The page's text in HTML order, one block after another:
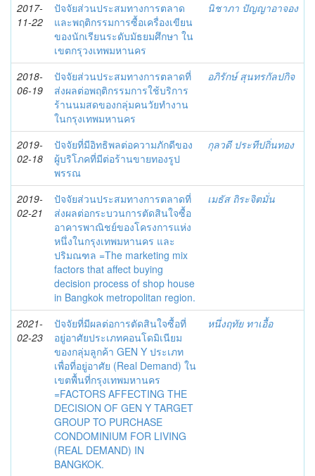
2017-
11-22
ปัจจัยส่วนประสมทางการตลาด
และพฤติกรรมการซื้อเครื่องเขียน
ของนักเรียนระดับมัธยมศึกษา ใน
เขตกรุวงเทพมหานคร
นิชาภา ปัญญาอาจอง
2018-
06-19
ปัจจัยส่วนประสมทางการตลาดที่
ส่งผลต่อพฤติกรรมการใช้บริการ
ร้านนมสดของกลุ่มคนวัยทำงาน
ในกรุงเทพมหานคร
อภิรักษ์ สุนทรกัลปกิจ
2019-
02-18
ปัจจัยที่มีอิทธิพลต่อความภักดีของ
ผู้บริโภคที่มีต่อร้านขายทองรูป
พรรณ
กุลวดี ประทีปถิ่นทอง
2019-
02-21
ปัจจัยส่วนประสมทางการตลาดที่
ส่งผลต่อกระบวนการตัดสินใจซื้อ
อาคารพาณิชย์ของโครงการแห่ง
หนึ่งในกรุงเทพมหานคร และ
ปริมณฑล =The marketing mix
factors that affect buying
decision process of shop house
in Bangkok metropolitan region.
เมธัส ถิระจิตมั่น
2021-
02-23
ปัจจัยที่มีผลต่อการตัดสินใจซื้อที่
อยู่อาศัยประเภทคอนโดมิเนียม
ของกลุ่มลูกค้า GEN Y ประเภท
เพื่อที่อยู่อาศัย (Real Demand) ใน
เขตพื้นที่กรุงเทพมหานคร
=FACTORS AFFECTING THE
DECISION OF GEN Y TARGET
GROUP TO PURCHASE
CONDOMINIUM FOR LIVING
(REAL DEMAND) IN
BANGKOK.
หนึ่งฤทัย ทาเอื้อ